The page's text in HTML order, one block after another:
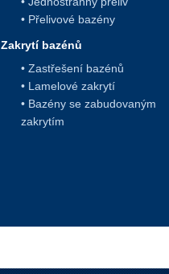
• Přelivové bazény
Zakrytí bazénů
• Zastřešení bazénů
• Lamelové zakrytí
• Bazény se zabudovaným
zakrytím